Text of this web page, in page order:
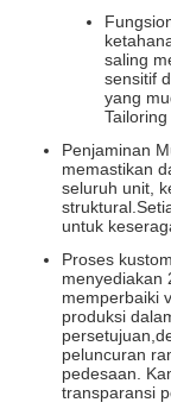
saling
sensitif
yang
Penjaminan
memastikan
seluruh unit,
untuk
Proses
menyediakan
memperbaiki
produksi
peluncuran
pedesaan.
transparansi